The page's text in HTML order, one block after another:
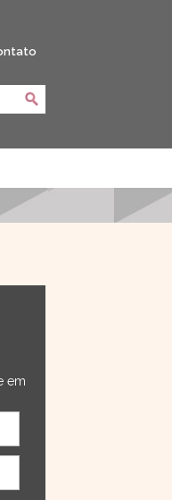
em